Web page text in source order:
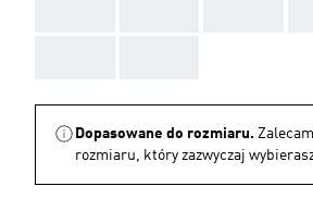
Dopasowane do rozmiaru.
rozmiaru, który zazwyczaj